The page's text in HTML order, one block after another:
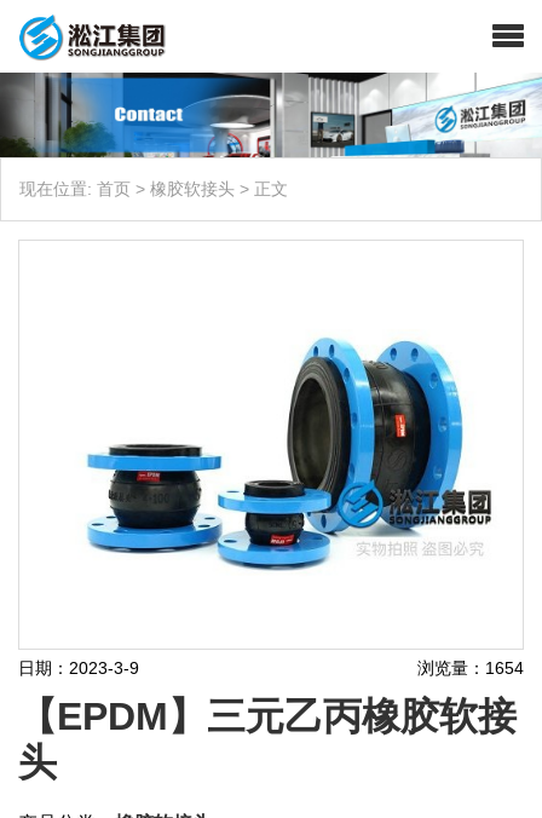
现在位置: 首页 > 橡胶软接头 > 正文
日期：2023-3-9 浏览量：1654
【EPDM】三元乙丙橡胶软接
头